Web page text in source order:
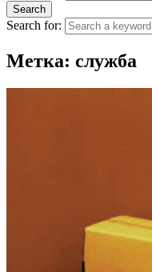
Search
Search for:
Метка: служба